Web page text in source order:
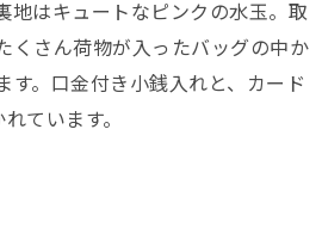
地はキュートなピンクの水玉。取
くさん荷物が入ったバッグの中か
す。口金付き小銭入れと、カード
ています。